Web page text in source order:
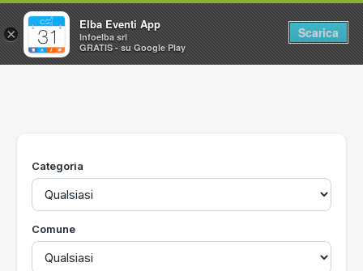
Home
Utilità
Categoria
Comune
×
Elba Eventi App
Infoelba srl
GRATIS - su Google Play
Scarica